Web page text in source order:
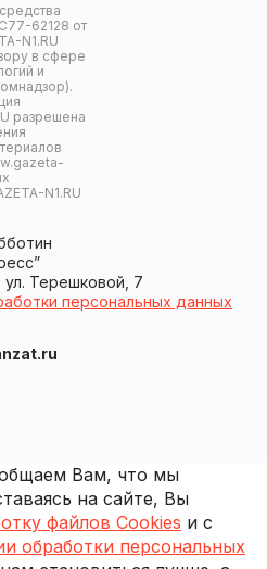
62128 от
N1.RU
в сфере
и
разрешена
N1.RU
ул. Терешковой, 7
персональных данных
Вам, что мы
на сайте, Вы
файлов Cookies и с
обработки персональных